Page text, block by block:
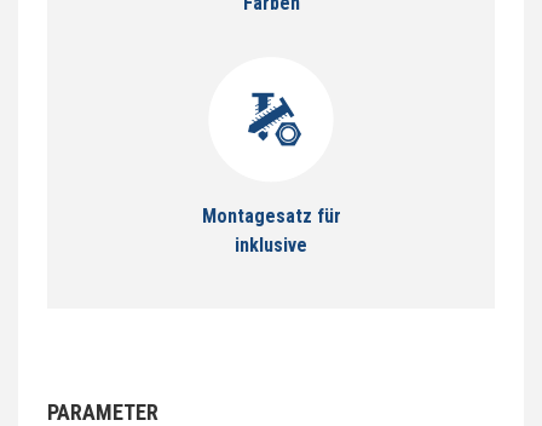
Montagesatz für
inklusive
PARAMETER